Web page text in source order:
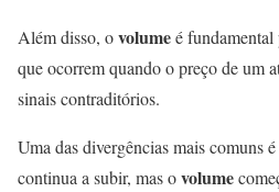
Além disso, ovolumeé fundamental
que ocorrem quando o preço de um
sinais contraditórios.
Uma das divergências mais comuns
continua a subir, mas ovolume